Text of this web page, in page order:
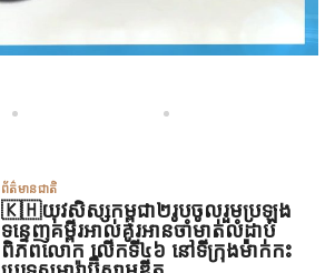
ព័ត៌មានជាតិ
🇰🇭យុវសិស្សកម្ពុជា២រូបចូលរួមប្រឡង
ទន្ទេញគម្ពីរអាល់គូរអានចាំមាត់លំដាប់
ពិភពលោក លើកទី៤៦ នៅទីក្រុងម៉ាក់កះ